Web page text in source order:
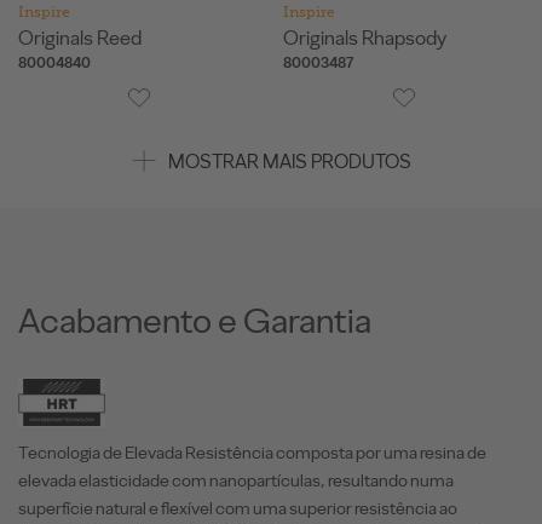
Inspire
Originals Reed
80004840
Inspire
Originals Rhapsody
80003487
MOSTRAR MAIS PRODUTOS
Acabamento e Garantia
Tecnologia de Elevada Resistência composta por uma resina de
elevada elasticidade com nanopartículas, resultando numa
superfície natural e flexível com uma superior resistência ao